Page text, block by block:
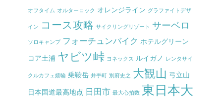
オフタイム オルターロック オレンジライン グラファイトデザ
イン コース攻略 サイクリングリゾート サーベロ
ソロキャンプ フォーチュンバイク ホテルグリーン
コア土浦 ヤビツ峠 ヨネックス ルイガノ レンタサイ
クルカフェ嬉輪 乗鞍岳 井手町 別府史之 大観山 弓立山
日本国道最高地点 日田市 最大心拍数 東日本大